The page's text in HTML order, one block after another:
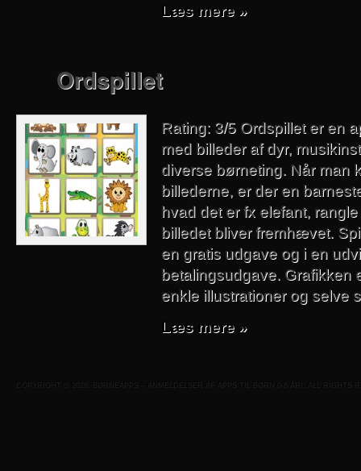
Læs mere »
Ordspillet
Rating: 3/5 Ordspillet er en
med billeder af dyr,
diverse børneting. Når man
billederne, er der en
hvad det er fx elefant,
billedet bliver fremhævet.
en gratis udgave og i en
betalingsudgave. Grafikken
enkle illustrationer og selve
Læs mere »
COPYRIGHT © 2026. BØRNEAPPS – ANMELDELSER AF APPS TIL BØRN 0-6 ÅR!. ALL RIGHTS